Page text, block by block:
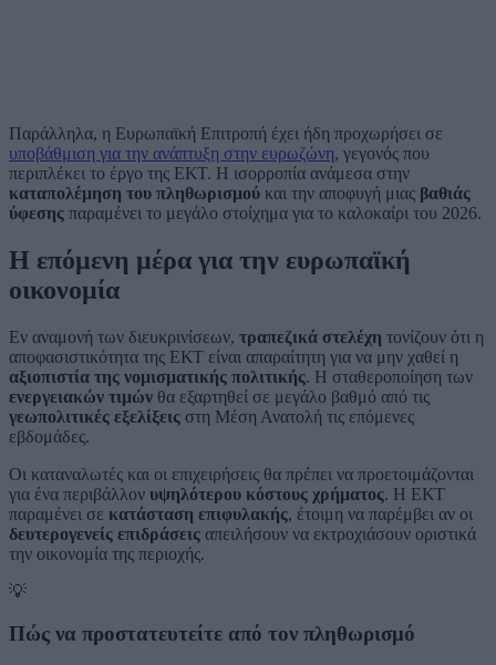
Παράλληλα, η Ευρωπαϊκή Επιτροπή έχει ήδη προχωρήσει σε
υποβάθμιση για την ανάπτυξη στην ευρωζώνη, γεγονός που
περιπλέκει το έργο της ΕΚΤ. Η ισορροπία ανάμεσα στην
καταπολέμηση του πληθωρισμού και την αποφυγή μιας βαθιάς
ύφεσης παραμένει το μεγάλο στοίχημα για το καλοκαίρι του 2026.
Η επόμενη μέρα για την ευρωπαϊκή
οικονομία
Εν αναμονή των διευκρινίσεων, τραπεζικά στελέχη τονίζουν ότι η
αποφασιστικότητα της ΕΚΤ είναι απαραίτητη για να μην χαθεί η
αξιοπιστία της νομισματικής πολιτικής. Η σταθεροποίηση των
ενεργειακών τιμών θα εξαρτηθεί σε μεγάλο βαθμό από τις
γεωπολιτικές εξελίξεις στη Μέση Ανατολή τις επόμενες
εβδομάδες.
Οι καταναλωτές και οι επιχειρήσεις θα πρέπει να προετοιμάζονται
για ένα περιβάλλον υψηλότερου κόστους χρήματος. Η ΕΚΤ
παραμένει σε κατάσταση επιφυλακής, έτοιμη να παρέμβει αν οι
δευτερογενείς επιδράσεις απειλήσουν να εκτροχιάσουν οριστικά
την οικονομία της περιοχής.
💡
Πώς να προστατευτείτε από τον πληθωρισμό